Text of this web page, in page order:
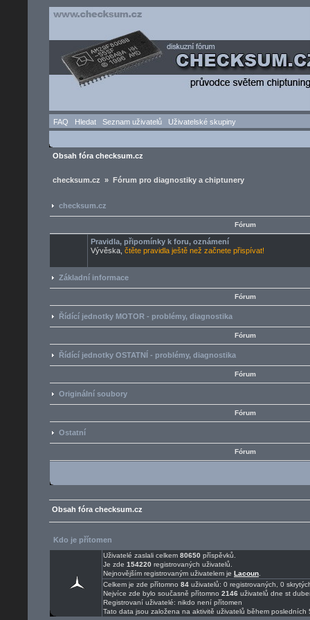
FAQ Hledat Seznam uživatelů Uživatelské skupiny
Obsah fóra checksum.cz
checksum.cz » Fórum pro diagnostiky a chiptunery
checksum.cz
Fórum
Pravidla, připomínky k foru, oznámení
Vývěska, čtěte pravidla ještě než začnete přispívat!
Základní informace
Fórum
Řídící jednotky MOTOR - problémy, diagnostika
Fórum
Řídící jednotky OSTATNÍ - problémy, diagnostika
Fórum
Originální soubory
Fórum
Ostatní
Fórum
Obsah fóra checksum.cz
Kdo je přítomen
Uživatelé zaslali celkem 80650 příspěvků.
Je zde 154220 registrovaných uživatelů.
Nejnovějším registrovaným uživatelem je Lacoun
Celkem je zde přítomno 84 uživatelů: 0 registrovaných, 0
Nejvíce zde bylo současně přítomno 2146 uživatelů dne st
Registrovaní uživatelé: nikdo není přítomen
Tato data jsou založena na aktivitě uživatelů během posledních